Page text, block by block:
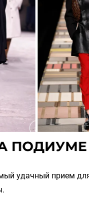
удачный прием